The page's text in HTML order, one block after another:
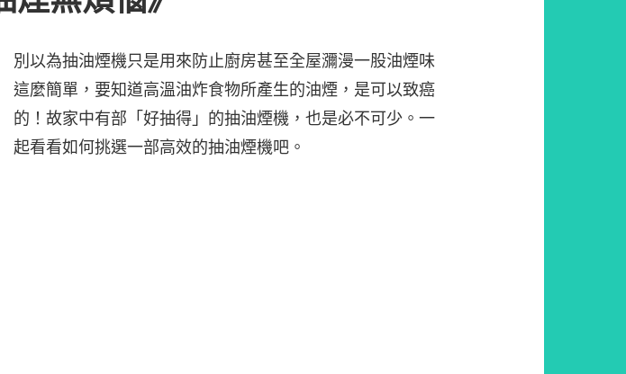
別以為抽油煙機只是用來防止廚房甚至全屋瀰漫一股油煙味
這麼簡單，要知道高溫油炸食物所產生的油煙，是可以致癌
的！故家中有部「好抽得」的抽油煙機，也是必不可少。一
起看看如何挑選一部高效的抽油煙機吧。